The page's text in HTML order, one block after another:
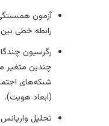
آزمون
رابطه خطی
رگرسیون
چندین متغیر
شبکه‌های
(ابعاد هویت).